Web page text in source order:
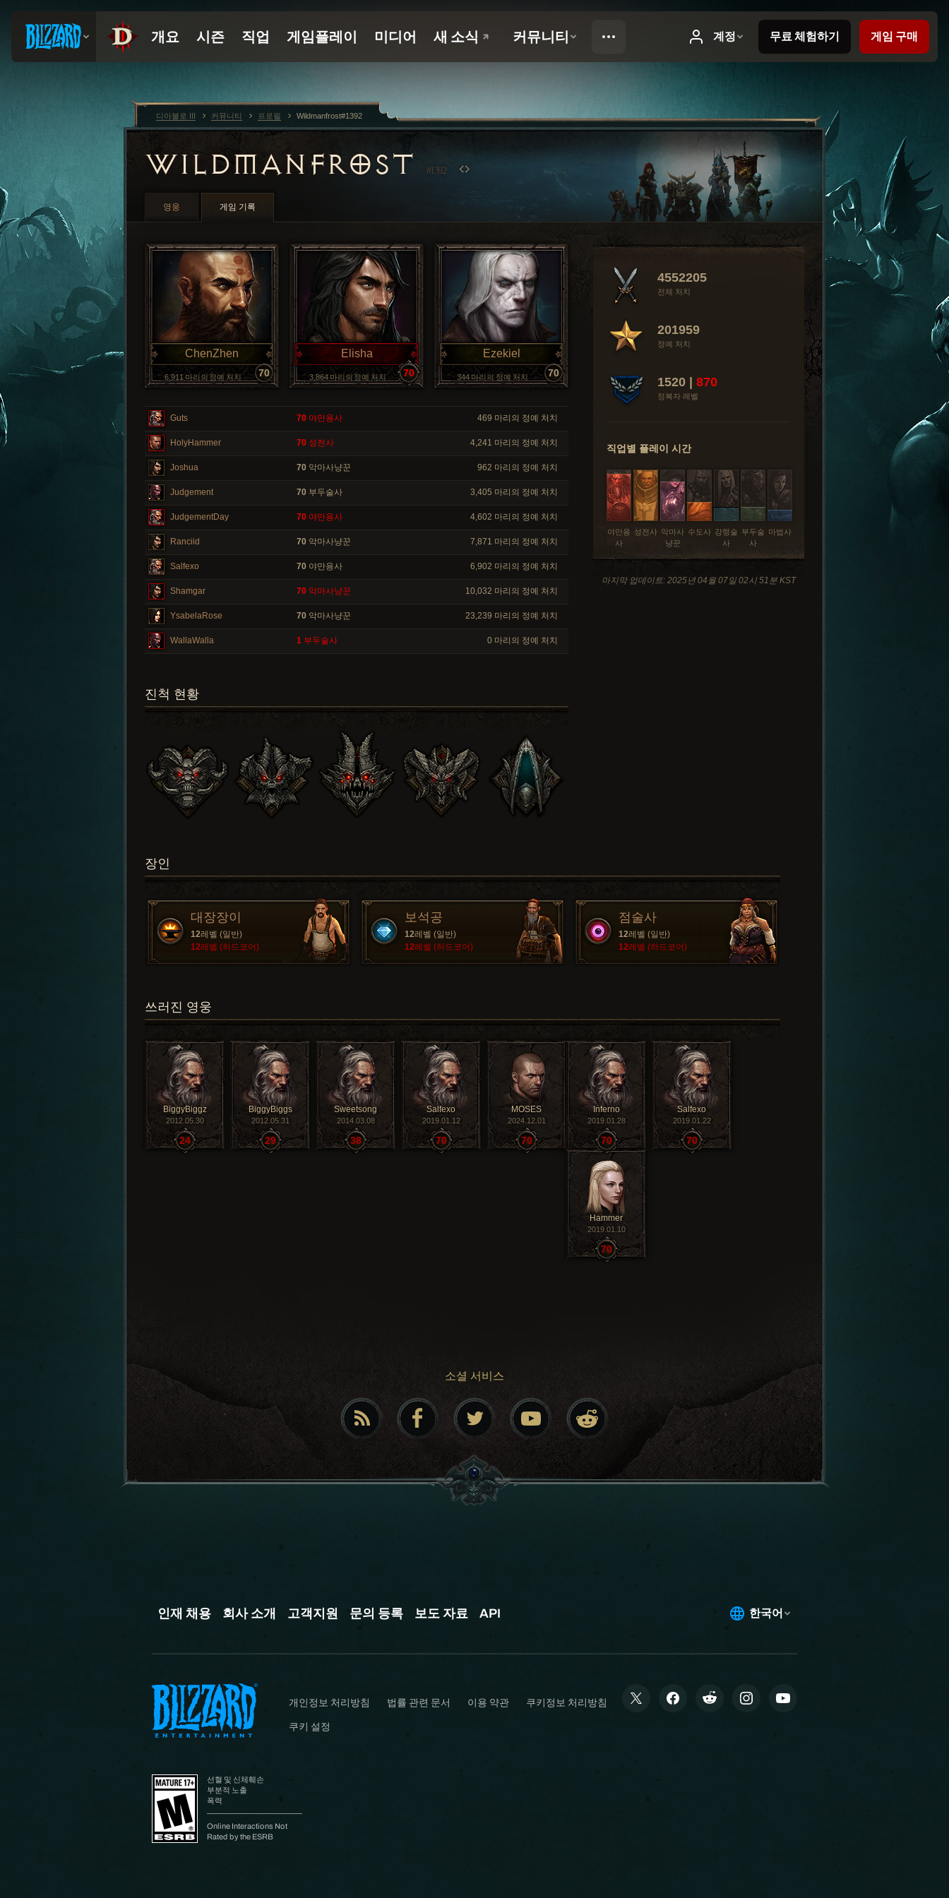
WILDMANFROST #1392
영웅 게임 기록
4552205
전체 처치
201959
정예 처치
1520 | 870
정복자 레벨
직업별 플레이 시간
강령술
사
마법사
부두술
사
성전사 수도사
악마사
냥꾼
야만용
사
마지막 업데이트: 2025년 04월 07일 02시 51분 KST
ChenZhen
6,911 마리의 정예 처치 70
Elisha
3,864 마리의 정예 처치 70
Ezekiel
344 마리의 정예 처치 70
Guts 70 야만용사 469 마리의 정예 처치
HolyHammer 70 성전사 4,241 마리의 정예 처치
Joshua 70 악마사냥꾼 962 마리의 정예 처치
Judgement 70 부두술사 3,405 마리의 정예 처치
JudgementDay 70 야만용사 4,602 마리의 정예 처치
Ranciid 70 악마사냥꾼 7,871 마리의 정예 처치
Salfexo 70 야만용사 6,902 마리의 정예 처치
Shamgar 70 악마사냥꾼 10,032 마리의 정예 처치
YsabelaRose 70 악마사냥꾼 23,239 마리의 정예 처치
WallaWalla 1 부두술사 0 마리의 정예 처치
진척 현황
장인
대장장이
12레벨 (일반)
12레벨 (하드코어)
보석공
12레벨 (일반)
12레벨 (하드코어)
점술사
12레벨 (일반)
12레벨 (하드코어)
쓰러진 영웅
BiggyBiggz
2012.05.30
24
BiggyBiggs
2012.05.31
29
Sweetsong
2014.03.08
38
Salfexo
2019.01.12
70
MOSES
2024.12.01
70
Inferno
2019.01.28
70
Salfexo
2019.01.22
70
Hammer
2019.01.10
70
소셜 서비스
디아블로 III 커뮤니티 프로필 Wildmanfrost#1392